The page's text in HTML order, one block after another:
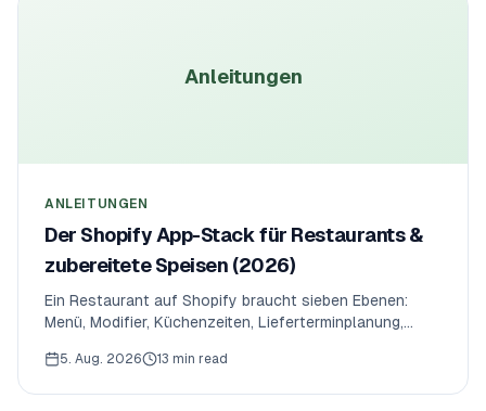
Anleitungen
ANLEITUNGEN
Der Shopify App-Stack für Restaurants &
zubereitete Speisen (2026)
Ein Restaurant auf Shopify braucht sieben Ebenen:
Menü, Modifier, Küchenzeiten, Lieferterminplanung,
Referenz-Stack — was jede App leistet und was ein
5. Aug. 2026 13 min read